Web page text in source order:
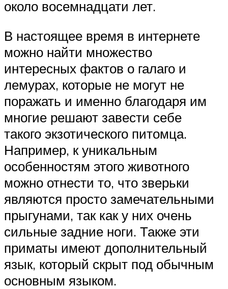
около восемнадцати лет.
В настоящее время в интернете
можно найти множество
интересных фактов о галаго и
лемурах, которые не могут не
поражать и именно благодаря им
многие решают завести себе
такого экзотического питомца.
Например, к уникальным
особенностям этого животного
можно отнести то, что зверьки
являются просто замечательными
прыгунами, так как у них очень
сильные задние ноги. Также эти
приматы имеют дополнительный
язык, который скрыт под обычным
основным языком.